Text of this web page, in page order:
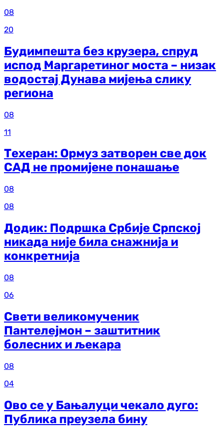
08
20
Будимпешта без крузера, спруд
испод Маргаретиног моста – низак
водостај Дунава мијења слику
региона
08
11
Техеран: Ормуз затворен све док
САД не промијене понашање
08
08
Додик: Подршка Србије Српској
никада није била снажнија и
конкретнија
08
06
Свети великомученик
Пантелејмон – заштитник
болесних и љекара
08
04
Ово се у Бањалуци чекало дуго:
Публика преузела бину